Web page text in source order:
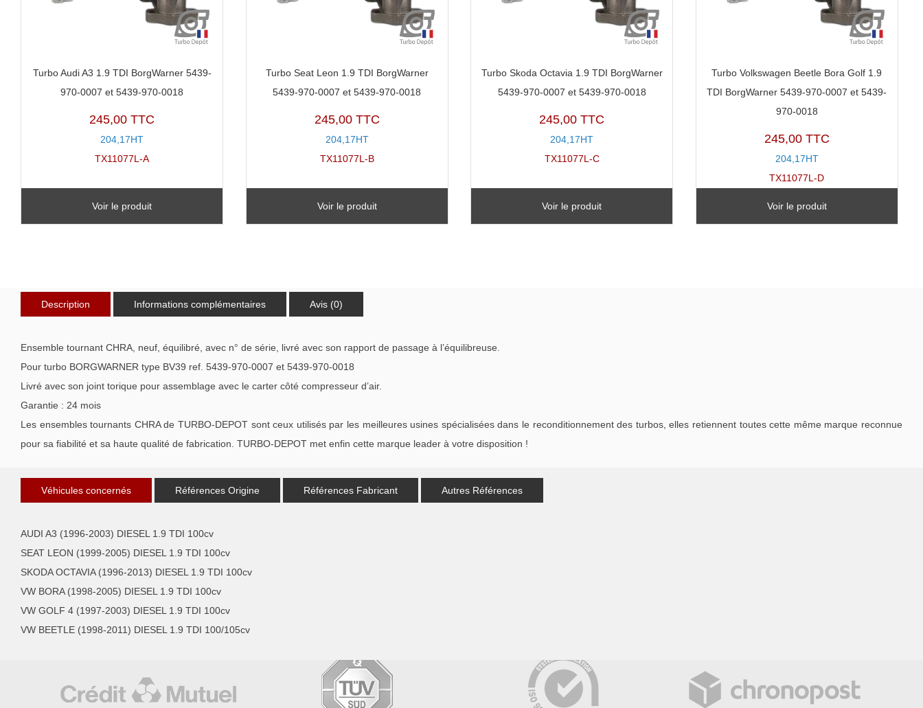
Turbo Audi A3 1.9 TDI BorgWarner 5439-
970-0007 et 5439-970-0018
245,00 TTC
204,17HT
TX11077L-A
Voir le produit
Turbo Seat Leon 1.9 TDI BorgWarner
5439-970-0007 et 5439-970-0018
245,00 TTC
204,17HT
TX11077L-B
Voir le produit
Turbo Skoda Octavia 1.9 TDI BorgWarner
5439-970-0007 et 5439-970-0018
245,00 TTC
204,17HT
TX11077L-C
Voir le produit
Turbo Volkswagen Beetle Bora Golf 1.9
TDI BorgWarner 5439-970-0007 et 5439-
970-0018
245,00 TTC
204,17HT
TX11077L-D
Voir le produit
Description Informations complémentaires Avis (0)
Ensemble tournant CHRA, neuf, équilibré, avec n° de série, livré avec son rapport de passage à l’équilibreuse.
Pour turbo BORGWARNER type BV39 ref. 5439-970-0007 et 5439-970-0018
Livré avec son joint torique pour assemblage avec le carter côté compresseur d’air.
Garantie : 24 mois
Les ensembles tournants CHRA de TURBO-DEPOT sont ceux utilisés par les meilleures usines spécialisées dans le reconditionnement des turbos, elles retiennent toutes cette même marque reconnue
pour sa fiabilité et sa haute qualité de fabrication. TURBO-DEPOT met enfin cette marque leader à votre disposition !
Véhicules concernés Références Origine Références Fabricant Autres Références
AUDI A3 (1996-2003) DIESEL 1.9 TDI 100cv
SEAT LEON (1999-2005) DIESEL 1.9 TDI 100cv
SKODA OCTAVIA (1996-2013) DIESEL 1.9 TDI 100cv
VW BORA (1998-2005) DIESEL 1.9 TDI 100cv
VW GOLF 4 (1997-2003) DIESEL 1.9 TDI 100cv
VW BEETLE (1998-2011) DIESEL 1.9 TDI 100/105cv